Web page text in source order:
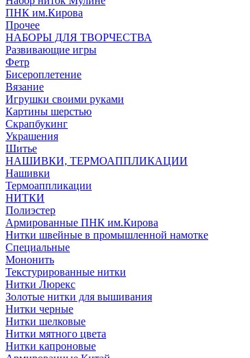
ПНК им.Кирова
Прочее
НАБОРЫ ДЛЯ ТВОРЧЕСТВА
Развивающие игры
Фетр
Бисероплетение
Вязание
Игрушки своими руками
Картины шерстью
Скрапбукинг
Украшения
Шитье
НАШИВКИ, ТЕРМОАППЛИКАЦИИ
Нашивки
Термоаппликации
НИТКИ
Полиэстер
Армированные ПНК им.Кирова
Нитки швейные в промышленной намотке
Специальные
Мононить
Текстурированные нитки
Нитки Люрекс
Золотые нитки для вышивания
Нитки черные
Нитки шелковые
Нитки мятного цвета
Нитки капроновые